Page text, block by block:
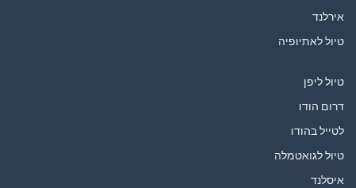
אירלנד
טיול לאתיופיה
טיול ליפן
דרום הודו
לטייל בהודו
טיול לגואטמלה
איסלנד